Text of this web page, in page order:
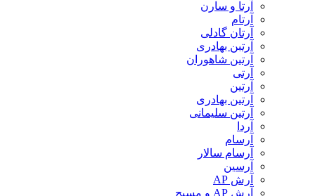
آرتا و سارن
آرتام
آرتان گادلی
آرتبن بهادری
آرتين شاهوران
آرتی
آرتین
آرتین بهادری
آرتین سلیمانی
آردا
آرسام
آرسام سالار
آرسین
آرش AP
آرش AP و مسیح